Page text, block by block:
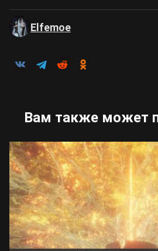
Elfemoe
Вам также может